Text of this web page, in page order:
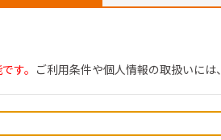
す。 ご利用条件や個人情報の取扱いには、